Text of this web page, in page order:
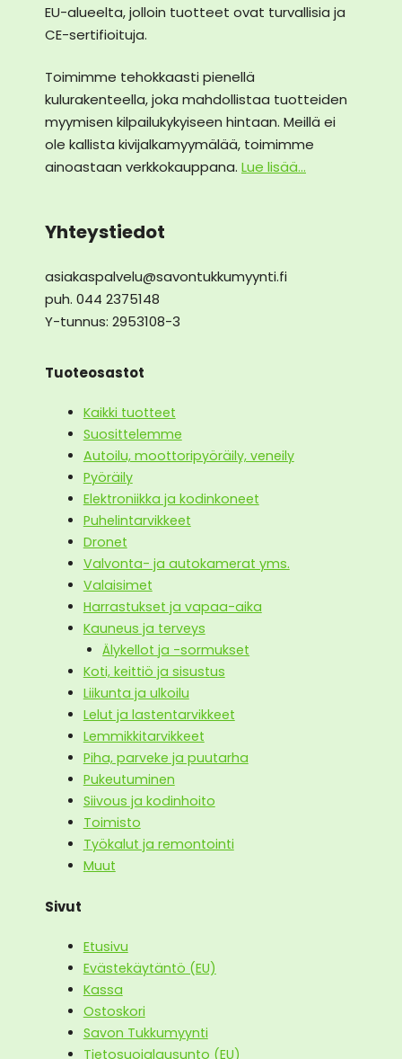
EU-alueelta, jolloin tuotteet ovat turvallisia ja
CE-sertifioituja.
Toimimme tehokkaasti pienellä
kulurakenteella, joka mahdollistaa tuotteiden
myymisen kilpailukykyiseen hintaan. Meillä ei
ole kallista kivijalkamyymälää, toimimme
ainoastaan verkkokauppana. Lue lisää...
Yhteystiedot
asiakaspalvelu@savontukkumyynti.fi
puh. 044 2375148
Y-tunnus: 2953108-3
Tuoteosastot
Kaikki tuotteet
Suosittelemme
Autoilu, moottoripyöräily, veneily
Pyöräily
Elektroniikka ja kodinkoneet
Puhelintarvikkeet
Dronet
Valvonta- ja autokamerat yms.
Valaisimet
Harrastukset ja vapaa-aika
Kauneus ja terveys
Älykellot ja -sormukset
Koti, keittiö ja sisustus
Liikunta ja ulkoilu
Lelut ja lastentarvikkeet
Lemmikkitarvikkeet
Piha, parveke ja puutarha
Pukeutuminen
Siivous ja kodinhoito
Toimisto
Työkalut ja remontointi
Muut
Sivut
Etusivu
Evästekäytäntö (EU)
Kassa
Ostoskori
Savon Tukkumyynti
Tietosuojalausunto (EU)